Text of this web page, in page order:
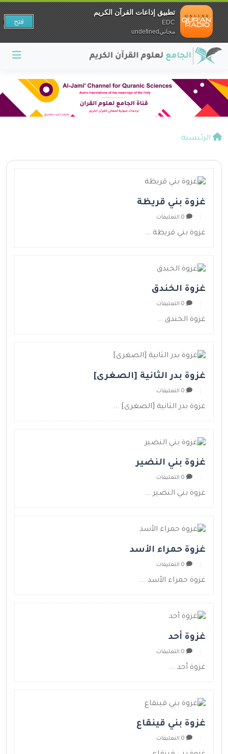
الرئيسية
غزوة بني قريظة
غزوة بني قريظة ...
غزوة الخندق
غزوة الخندق ...
غزوة بدر الثانية [الصغرى]
غزوة بدر الثانية [الصغرى] ...
غزوة بني النضير
غزوة بني النضير ...
غزوة حمراء الأسد
غزوة حمراء الأسد ...
غزوة أحد
غزوة أحد ...
غزوة بني قينقاع
تطبيق إذاعات القرآن الكريم
EDC
مجانيundefined
فتح